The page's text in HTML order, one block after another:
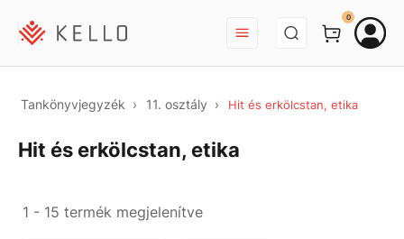
BEJELENTKEZÉS
0
Tankönyvjegyzék 11. osztály Hit és erkölcstan, etika
Hit és erkölcstan, etika
1 - 15 termék megjelenítve